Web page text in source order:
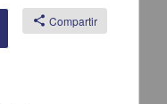
share Compartir